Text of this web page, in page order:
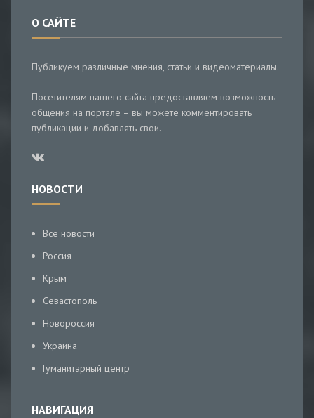
О САЙТЕ
Публикуем различные мнения, статьи и видеоматериалы.
Посетителям нашего сайта предоставляем возможность
общения на портале – вы можете комментировать
публикации и добавлять свои.
НОВОСТИ
Все новости
Россия
Крым
Севастополь
Новороссия
Украина
Гуманитарный центр
НАВИГАЦИЯ